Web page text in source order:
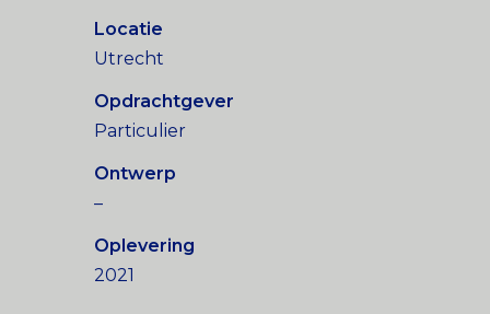
Locatie
Utrecht
Opdrachtgever
Particulier
Ontwerp
–
Oplevering
2021